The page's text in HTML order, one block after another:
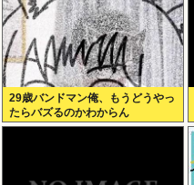
29歳バンドマン俺、もうどうやっ
たらバズるのかわからん